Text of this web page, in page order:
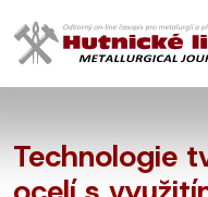
Technologie